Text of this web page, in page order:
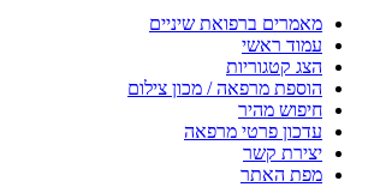
מאמרים ברפואת שיניים
עמוד ראשי
הצג קטגוריות
הוספת מרפאה / מכון צילום
חיפוש מהיר
עדכון פרטי מרפאה
יצירת קשר
מפת האתר